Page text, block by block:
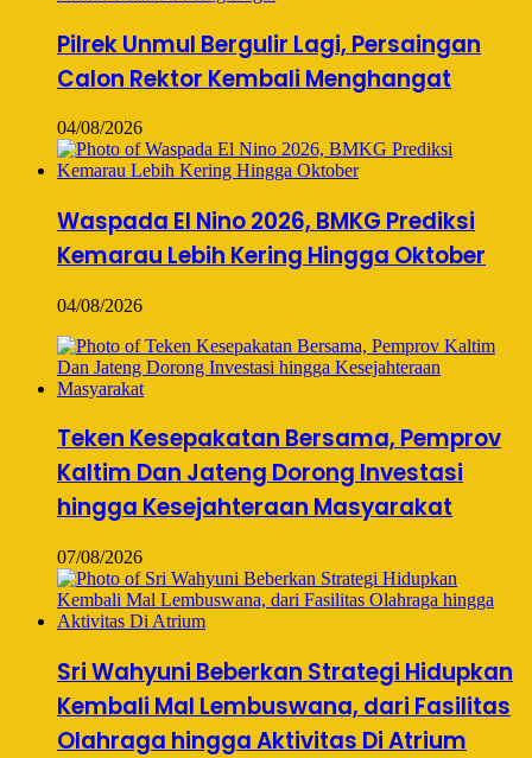
Pilrek Unmul Bergulir Lagi, Persaingan
Calon Rektor Kembali Menghangat
04/08/2026
Waspada El Nino 2026, BMKG Prediksi
Kemarau Lebih Kering Hingga Oktober
04/08/2026
Teken Kesepakatan Bersama, Pemprov
Kaltim Dan Jateng Dorong Investasi
hingga Kesejahteraan Masyarakat
07/08/2026
Sri Wahyuni Beberkan Strategi Hidupkan
Kembali Mal Lembuswana, dari Fasilitas
Olahraga hingga Aktivitas Di Atrium